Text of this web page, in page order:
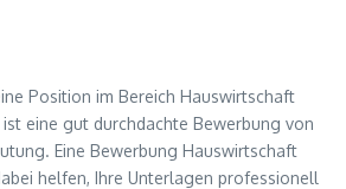
Position im Bereich Hauswirtschaft
eine gut durchdachte Bewerbung von
Eine Bewerbung Hauswirtschaft
helfen, Ihre Unterlagen professionell